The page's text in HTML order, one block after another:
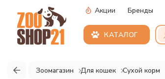
Акции Бренды
КАТАЛОГ
Зоомагазин Для кошек Сухой корм